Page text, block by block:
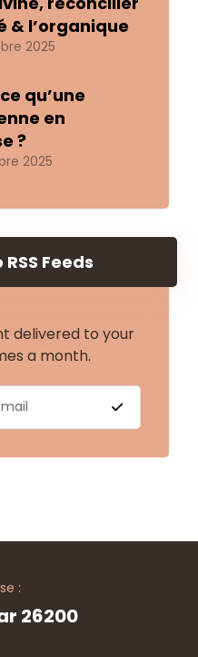
& l’organique
2025
qu’une
en
?
2025
Feeds
delivered to your
a month.
:
26200